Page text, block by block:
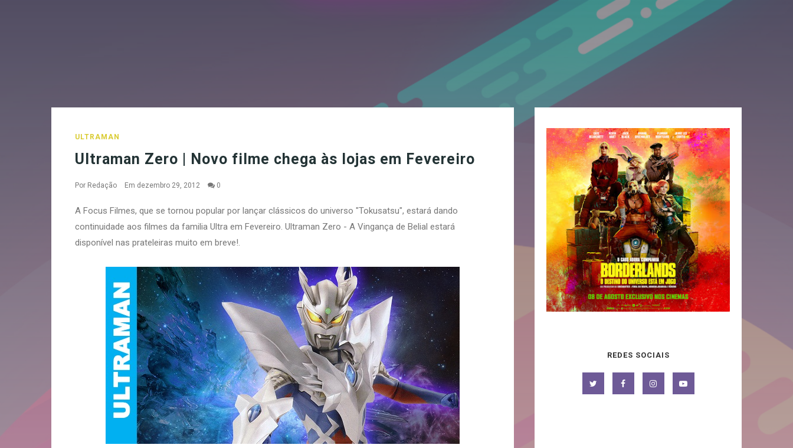
ULTRAMAN
Ultraman Zero | Novo filme chega às lojas em Fevereiro
Por Redação Em dezembro 29, 2012 0
A Focus Filmes, que se tornou popular por lançar clássicos do universo "Tokusatsu", estará dando
continuidade aos filmes da familia Ultra em Fevereiro. Ultraman Zero - A Vingança de Belial estará
disponível nas prateleiras muito em breve!.
REDES SOCIAIS